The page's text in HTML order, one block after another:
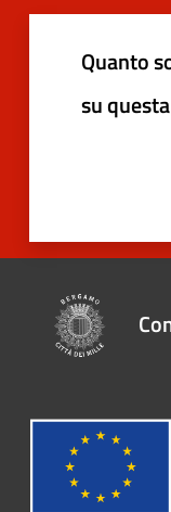
Quanto
su